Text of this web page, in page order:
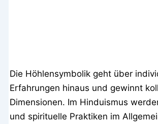
Die Höhlensymbolik geht über
Erfahrungen hinaus und gewinnt
Dimensionen. Im Hinduismus
und spirituelle Praktiken im